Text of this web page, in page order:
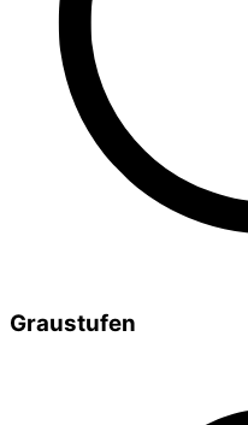
Graustufen